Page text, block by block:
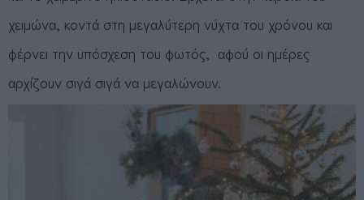
χειμώνα, κοντά στη μεγαλύτερη νύχτα του χρόνου και
φέρνει την υπόσχεση του φωτός, αφού οι ημέρες
αρχίζουν σιγά σιγά να μεγαλώνουν.